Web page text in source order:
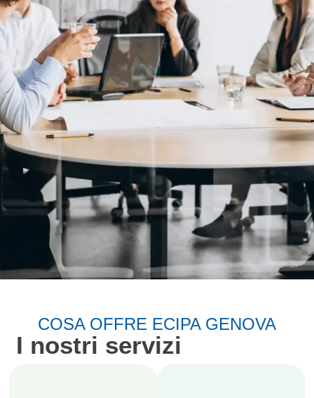
Corsi di alta
COSA OFFRE ECIPA GENOVA
I nostri servizi